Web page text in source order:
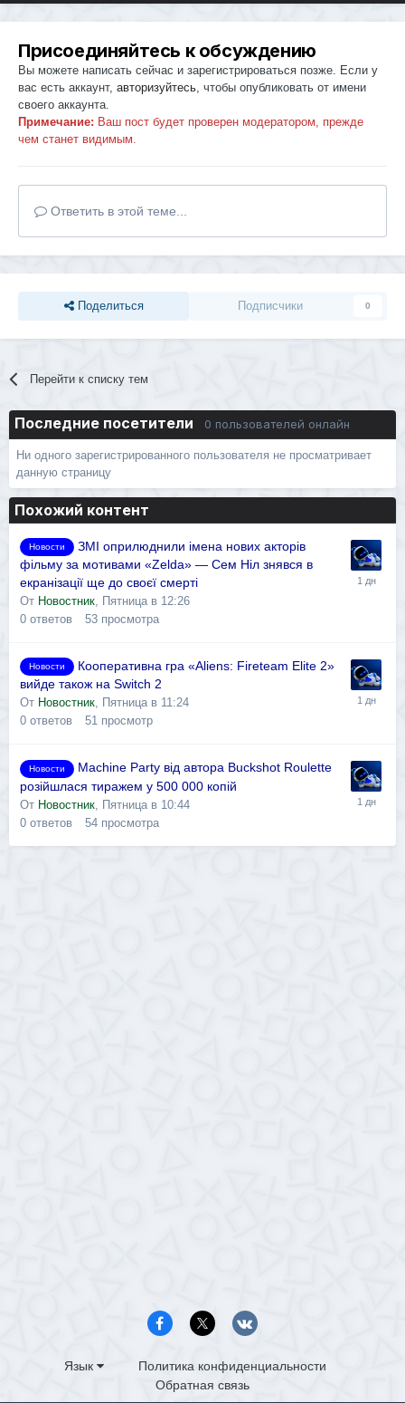
Присоединяйтесь к обсуждению
Вы можете написать сейчас и зарегистрироваться позже. Если у
вас есть аккаунт, авторизуйтесь , чтобы опубликовать от имени
своего аккаунта.
Примечание: Ваш пост будет проверен модератором, прежде
чем станет видимым.
Ответить в этой теме...
Поделиться Подписчики 0
Перейти к списку тем
Последние посетители 0 пользователей онлайн
Ни одного зарегистрированного пользователя не просматривает
данную страницу
Похожий контент
Новости
ЗМІ оприлюднили імена нових акторів
фільму за мотивами «Zelda» — Сем Ніл знявся в
екранізації ще до своєї смерті
От Новостник
Пятница в 12:26
0 ответов 53 просмотра
Новости
Кооперативна гра «Aliens: Fireteam Elite 2»
вийде також на Switch 2
От Новостник, Пятница в 11:24
0 ответов 51 просмотр
Новости
Machine Party від автора Buckshot Roulette
розійшлася тиражем у 500 000 копій
От Новостник Пятница в 10:44
0 ответов 54 просмотра
Язык
Политика конфиденциальности
Обратная связь